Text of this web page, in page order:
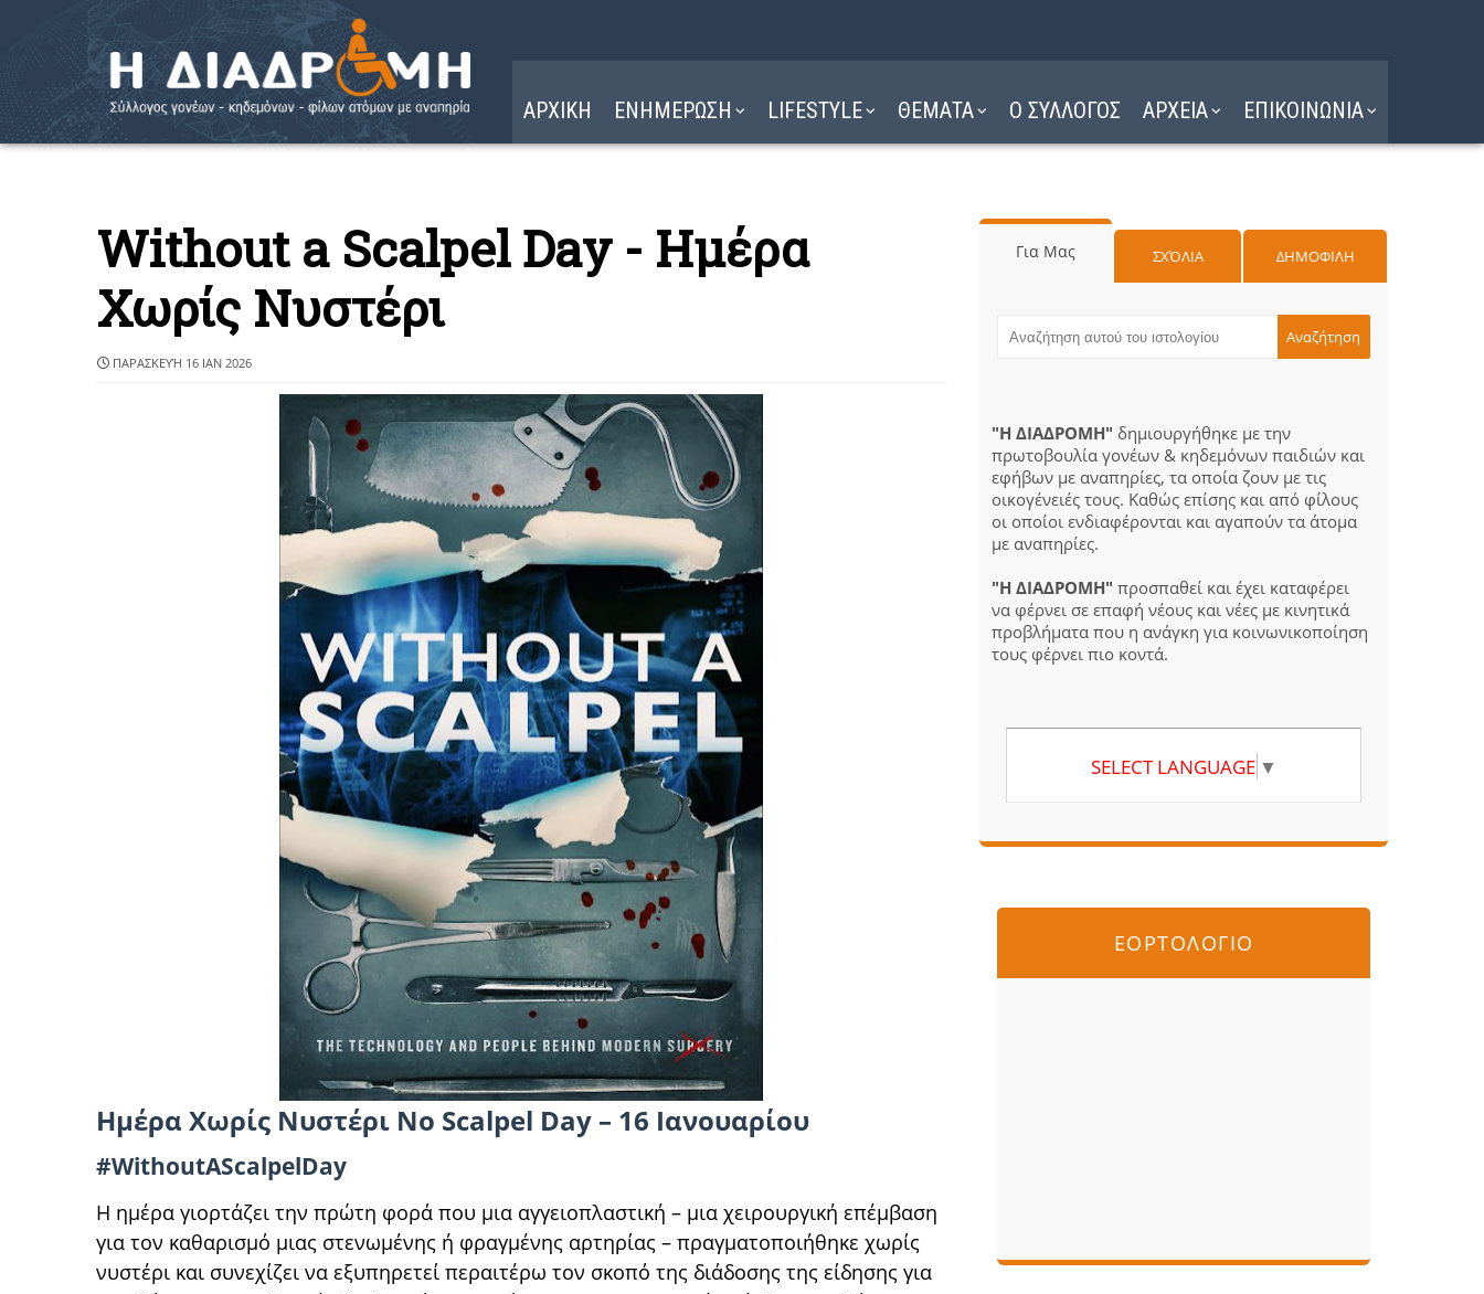
ΑΡΧΙΚΗ ΕΝΗΜΕΡΩΣΗ LIFESTYLE ΘΕΜΑΤΑ Ο ΣΥΛΛΟΓΟΣ ΑΡΧΕΙΑ ΕΠΙΚΟΙΝΩΝΙΑ
Without a Scalpel Day - Ημέρα
Χωρίς Νυστέρι
ΠΑΡΑΣΚΕΥΉ 16 ΙΑΝ 2026
Ημέρα Χωρίς Νυστέρι No Scalpel Day – 16 Ιανουαρίου
#WithoutAScalpelDay
Η ημέρα γιορτάζει την πρώτη φορά που μια αγγειοπλαστική – μια χειρουργική επέμβαση
για τον καθαρισμό μιας στενωμένης ή φραγμένης αρτηρίας – πραγματοποιήθηκε χωρίς
νυστέρι και συνεχίζει να εξυπηρετεί περαιτέρω τον σκοπό της διάδοσης της είδησης για
Για Μας ΣΧΌΛΙΑ ΔΗΜΟΦΙΛΗ
"Η ΔΙΑΔΡΟΜΗ" δημιουργήθηκε με την
πρωτοβουλία γονέων & κηδεμόνων παιδιών και
εφήβων με αναπηρίες, τα οποία ζουν με τις
οικογένειές τους. Καθώς επίσης και από φίλους
οι οποίοι ενδιαφέρονται και αγαπούν τα άτομα
με αναπηρίες.
"Η ΔΙΑΔΡΟΜΗ" προσπαθεί και έχει καταφέρει
να φέρνει σε επαφή νέους και νέες με κινητικά
προβλήματα που η ανάγκη για κοινωνικοποίηση
τους φέρνει πιο κοντά.
SELECT LANGUAGE ▼
ΕΟΡΤΟΛΟΓΙΟ